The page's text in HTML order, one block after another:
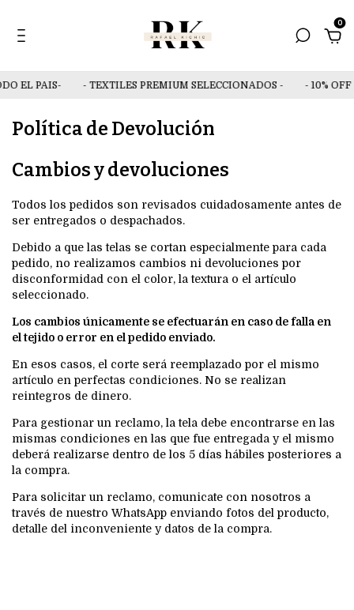
0
EL PAIS- - TEXTILES PREMIUM SELECCIONADOS - - 10%
Política de Devolución
Cambios y devoluciones
Todos los pedidos son revisados cuidadosamente antes de
ser entregados o despachados.
Debido a que las telas se cortan especialmente para cada
pedido, no realizamos cambios ni devoluciones por
disconformidad con el color, la textura o el artículo
seleccionado.
Los cambios únicamente se efectuarán en caso de falla en
el tejido o error en el pedido enviado.
En esos casos, el corte será reemplazado por el mismo
artículo en perfectas condiciones. No se realizan
reintegros de dinero.
Para gestionar un reclamo, la tela debe encontrarse en las
mismas condiciones en las que fue entregada y el mismo
deberá realizarse dentro de los 5 días hábiles posteriores a
la compra.
Para solicitar un reclamo, comunicate con nosotros a
través de nuestro WhatsApp enviando fotos del producto,
detalle del inconveniente y datos de la compra.